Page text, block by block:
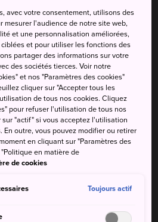
de Nagoya, le temple Osu
spiritualité où vous pourrez vous
les boutiques, les restaurants,
nuit de la ville.
d'antiquités, les 18 et 28
littéraires
avec votre consentement, utilisons des
mesurer l'audience de notre site web,
et une personnalisation améliorées,
et pour utiliser les fonctions des
partager des informations sur votre
des sociétés tierces. Voir notre
et nos "Paramètres des cookies"
cliquer sur "Accepter tous les
de tous nos cookies. Cliquez
pour refuser l'utilisation de tous nos
sur "actif" si vous acceptez l'utilisation
En outre, vous pouvez modifier ou retirer
en cliquant sur "Paramètres des
en matière de
de cookies
Toujours actif